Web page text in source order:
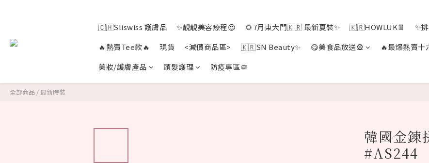
🇨🇭Sliswiss 護膚品 ✨靚靚美容療程😍 🌻7月東大門🇰🇷 最新夏裝✨ 🇰🇷HOWLUK👖 ✨
🔥熱賣Tee款🔥
現貨 <減價商品區> 🇰🇷SN Beauty✨ 😋美食品放送🎡 🔥最爆熱賣十
美妝/護膚產品
頭髮護理 防疫專區🦠
全部商品 /最新時裝
韓國金鍊
#AS244